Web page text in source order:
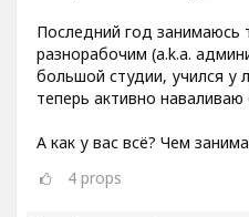
Последний год занимаюсь
разнорабочим (a.k.a.
большой студии, учился у
теперь активно
А как у вас всё? Чем
4 props